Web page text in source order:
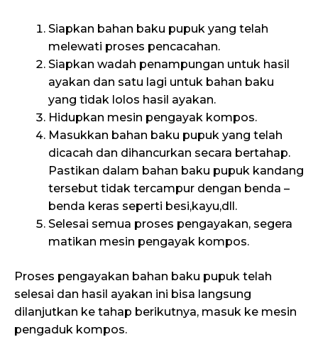
Siapkan bahan baku pupuk yang telah
melewati proses pencacahan.
Siapkan wadah penampungan untuk hasil
ayakan dan satu lagi untuk bahan baku
yang tidak lolos hasil ayakan.
Hidupkan mesin pengayak kompos.
Masukkan bahan baku pupuk yang telah
dicacah dan dihancurkan secara bertahap.
Pastikan dalam bahan baku pupuk kandang
tersebut tidak tercampur dengan benda –
benda keras seperti besi,kayu,dll.
Selesai semua proses pengayakan, segera
matikan mesin pengayak kompos.
Proses pengayakan bahan baku pupuk telah
selesai dan hasil ayakan ini bisa langsung
dilanjutkan ke tahap berikutnya, masuk ke mesin
pengaduk kompos.